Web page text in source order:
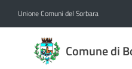
Unione Comuni del Sorbara
Comune di
Comune
di